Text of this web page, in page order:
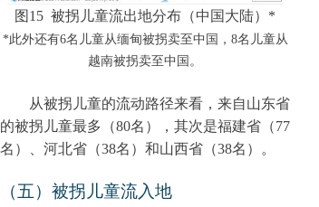
图 15 被拐儿童流出地分布（中国大陆）*
*此外还有6名儿童从缅甸被拐卖至中国，8名儿童从
越南被拐卖至中国。
从被拐儿童的流动路径来看，来自山东省
的被拐儿童最多（80名），其次是福建省（77
名）、河北省（38名）和山西省（38名）。
（五）被拐儿童流入地